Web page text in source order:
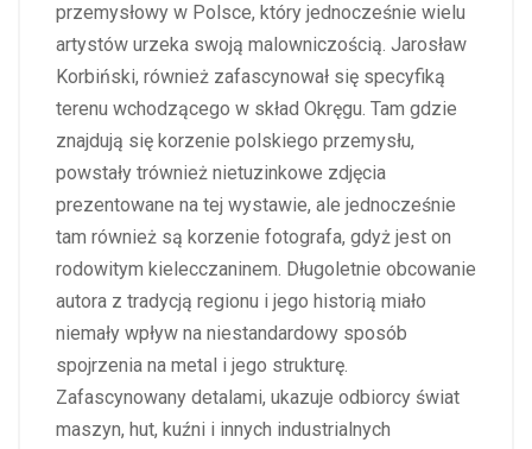
przemysłowy w Polsce, który jednocześnie wielu
artystów urzeka swoją malowniczością. Jarosław
Korbiński, również zafascynował się specyfiką
terenu wchodzącego w skład Okręgu. Tam gdzie
znajdują się korzenie polskiego przemysłu,
powstały trównież nietuzinkowe zdjęcia
prezentowane na tej wystawie, ale jednocześnie
tam również są korzenie fotografa, gdyż jest on
rodowitym kielecczaninem. Długoletnie obcowanie
autora z tradycją regionu i jego historią miało
niemały wpływ na niestandardowy sposób
spojrzenia na metal i jego strukturę.
Zafascynowany detalami, ukazuje odbiorcy świat
maszyn, hut, kuźni i innych industrialnych